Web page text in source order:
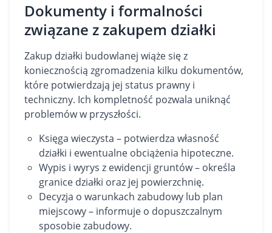
Dokumenty i formalności
związane z zakupem działki
Zakup działki budowlanej wiąże się z
koniecznością zgromadzenia kilku dokumentów,
które potwierdzają jej status prawny i
techniczny. Ich kompletność pozwala uniknąć
problemów w przyszłości.
Księga wieczysta – potwierdza własność
działki i ewentualne obciążenia hipoteczne.
Wypis i wyrys z ewidencji gruntów – określa
granice działki oraz jej powierzchnię.
Decyzja o warunkach zabudowy lub plan
miejscowy – informuje o dopuszczalnym
sposobie zabudowy.